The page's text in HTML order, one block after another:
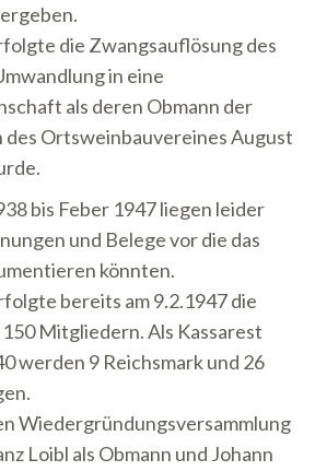
die Zwangsauflösung des
in eine
als deren Obmann der
des Ortsweinbauvereines August
bis Feber 1947 liegen leider
und Belege vor die das
könnten.
bereits am 9.2.1947 die
Mitgliedern. Als Kassarest
werden 9 Reichsmark und 26
Wiedergründungsversammlung
Loibl als Obmann und Johann